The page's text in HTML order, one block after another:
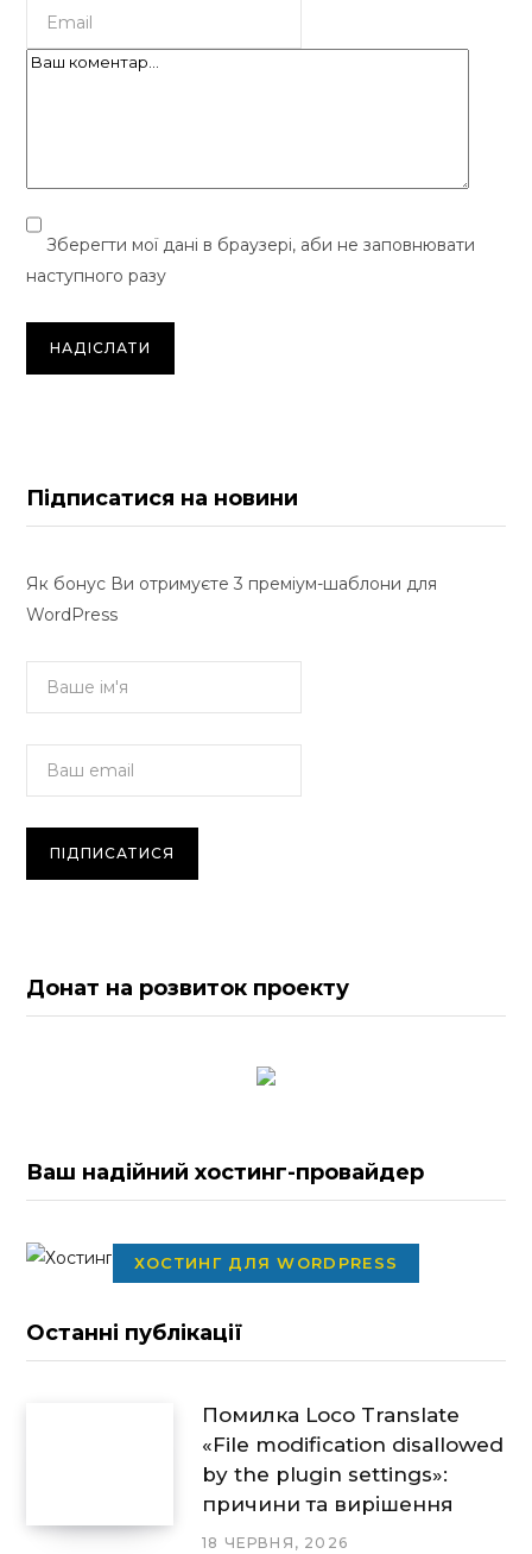
Зберегти мої дані в браузері, аби не заповнювати
наступного разу
Підписатися на новини
Як бонус Ви отримуєте 3 преміум-шаблони для
WordPress
Донат на розвиток проекту
Ваш надійний хостинг-провайдер
ХОСТИНГ ДЛЯ WORDPRESS
Останні публікації
Помилка Loco Translate
«File modification disallowed
by the plugin settings»:
причини та вирішення
18 ЧЕРВНЯ, 2026